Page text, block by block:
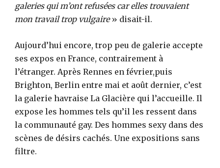
galeries qui m’ont refusées car elles trouvaient
mon travail trop vulgaire» disait-il.
Aujourd’hui encore, trop peu de galerie accepte
ses expos en France, contrairement à
l’étranger. Après Rennes en février,puis
Brighton, Berlin entre mai et août dernier, c’est
la galerie havraise La Glacière qui l’accueille. Il
expose les hommes tels qu’il les ressent dans
la communauté gay. Des hommes sexy dans des
scènes de désirs cachés. Une expositions sans
filtre.